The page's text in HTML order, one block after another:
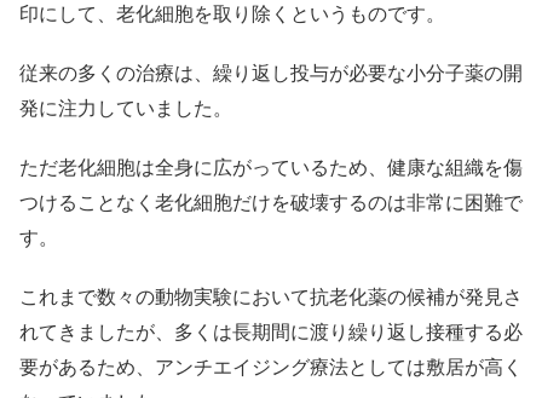
印にして、老化細胞を取り除くというものです。
従来の多くの治療は、繰り返し投与が必要な小分子薬の開
発に注力していました。
ただ老化細胞は全身に広がっているため、健康な組織を傷
つけることなく老化細胞だけを破壊するのは非常に困難で
す。
これまで数々の動物実験において抗老化薬の候補が発見さ
れてきましたが、多くは長期間に渡り繰り返し接種する必
要があるため、アンチエイジング療法としては敷居が高く